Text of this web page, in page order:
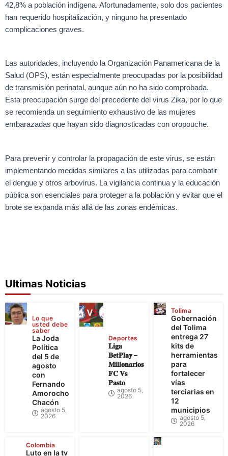
42,8% a población indígena. Afortunadamente, solo dos pacientes
han requerido hospitalización, y ninguno ha presentado
complicaciones graves.
Las autoridades, incluyendo la Organización Panamericana de la
Salud (OPS), están especialmente preocupadas por la posibilidad
de transmisión perinatal, aunque aún no ha sido comprobada.
Esta preocupación surge del precedente del virus Zika, por lo que
se recomienda un seguimiento exhaustivo de las mujeres
embarazadas que hayan sido diagnosticadas con oropouche.
Para prevenir y controlar la propagación de este virus, se están
implementando medidas similares a las utilizadas para combatir
el dengue y otros arbovirus. La vigilancia continua y la educación
pública son esenciales para proteger a la población y evitar que el
brote se expanda más allá de las zonas endémicas.
Ultimas Noticias
Lo que
usted debe
saber
La Joda
Política
del 5 de
agosto
con
Fernando
Amorocho
Chacón
agosto 5,
2026
Deportes
𝐋𝐢𝐠𝐚
𝐁𝐞𝐭𝐏𝐥𝐚𝐲 –
𝐌𝐢𝐥𝐥𝐨𝐧𝐚𝐫𝐢𝐨𝐬
𝐅𝐂 𝐕𝐬
𝐏𝐚𝐬𝐭𝐨
agosto 5,
2026
Tolima
Gobernación
del Tolima
entrega 27
kits de
herramientas
para
fortalecer
vías
terciarias en
12
municipios
agosto 5,
2026
Colombia
Luto en la tv